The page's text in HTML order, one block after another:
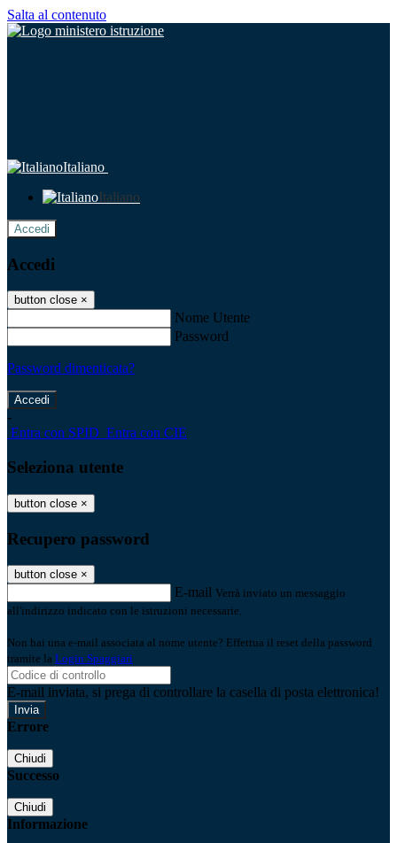
Salta al contenuto
Italiano
Italiano
Accedi
Accedi
button close ×
Nome Utente
Password
Password dimenticata?
-
Entra con SPID Entra con CIE
Seleziona utente
button close ×
Recupero password
button close ×
E-mail Verrà inviato un messaggio
all'indirizzo indicato con le istruzioni necessarie.
Non hai una e-mail associata al nome utente? Effettua il reset della password
tramite la Login Spaggiari
E-mail inviata, si prega di controllare la casella di posta elettronica!
Errore
Chiudi
Successo
Chiudi
Informazione